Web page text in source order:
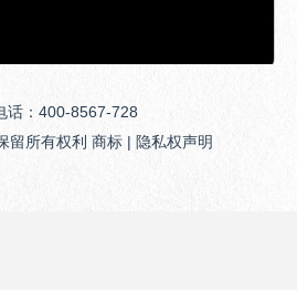
话：400-8567-728
留所有权利 商标 | 隐私权声明